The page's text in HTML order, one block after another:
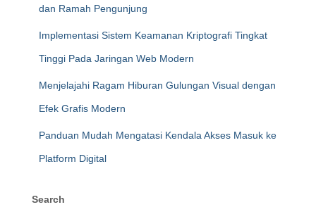
dan Ramah Pengunjung
Implementasi Sistem Keamanan Kriptografi Tingkat
Tinggi Pada Jaringan Web Modern
Menjelajahi Ragam Hiburan Gulungan Visual dengan
Efek Grafis Modern
Panduan Mudah Mengatasi Kendala Akses Masuk ke
Platform Digital
Search